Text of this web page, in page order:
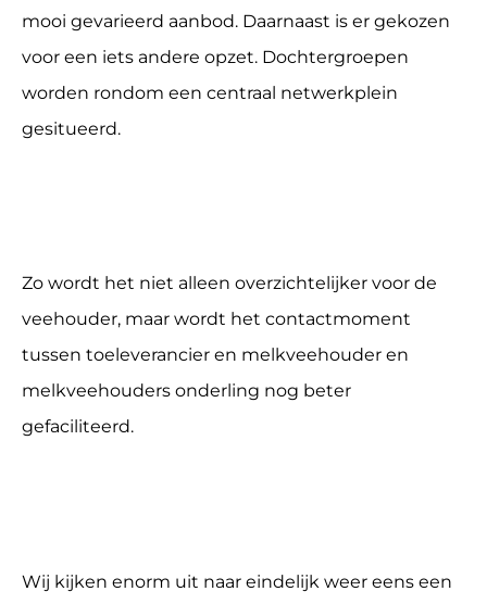
mooi gevarieerd aanbod. Daarnaast is er gekozen
voor een iets andere opzet. Dochtergroepen
worden rondom een centraal netwerkplein
gesitueerd.
Zo wordt het niet alleen overzichtelijker voor de
veehouder, maar wordt het contactmoment
tussen toeleverancier en melkveehouder en
melkveehouders onderling nog beter
gefaciliteerd.
Wij kijken enorm uit naar eindelijk weer eens een